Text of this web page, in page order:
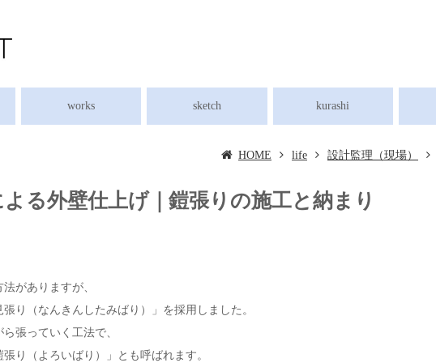
works sketch kurashi
HOME life 設計監理（現場）
る外壁仕上げ｜鎧張りの施工と納まり
がありますが、
り（なんきんしたみばり）」を採用しました。
張っていく工法で、
り（よろいばり）」とも呼ばれます。